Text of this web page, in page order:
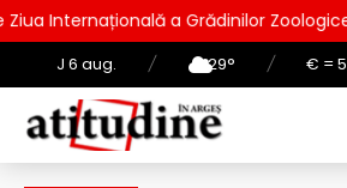
J 6 aug. / 29° / € =
a Grădinilor Zoologice Ședință